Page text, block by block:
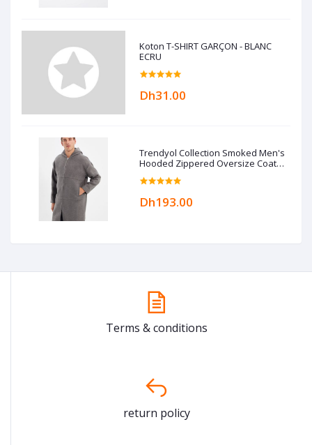
Koton T-SHIRT GARÇON - BLANC
ECRU
Dh31.00
Trendyol Collection Smoked Men's
Hooded Zippered Oversize Coat
TMNAW22KB0050
Dh193.00
Terms & conditions
return policy